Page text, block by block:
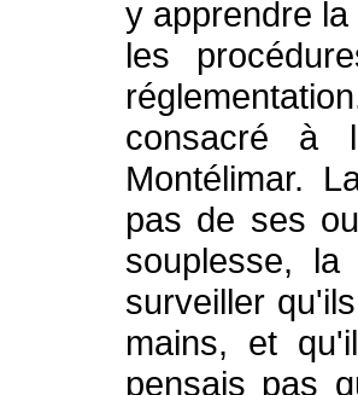
y apprendre
les
consacré à
Montélimar.
pas de ses
souplesse,
surveiller
mains, et
pensais pas